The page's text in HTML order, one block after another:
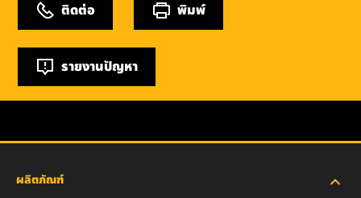
ติดต่อ พิมพ์
รายงานปัญหา
ผลิตภัณฑ์